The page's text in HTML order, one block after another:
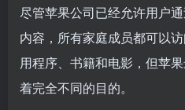
尽管苹果公司已经允许用户
内容，所有家庭成员都可以
用程序、书籍和电影，但苹
着完全不同的目的。